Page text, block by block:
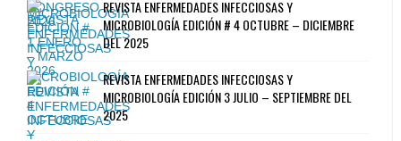
REVISTA ENFERMEDADES INFECCIOSAS Y
MICROBIOLOGÍA EDICIÓN # 4 OCTUBRE – DICIEMBRE
DEL 2025
REVISTA ENFERMEDADES INFECCIOSAS Y
MICROBIOLOGÍA EDICIÓN 3 JULIO – SEPTIEMBRE DEL
2025